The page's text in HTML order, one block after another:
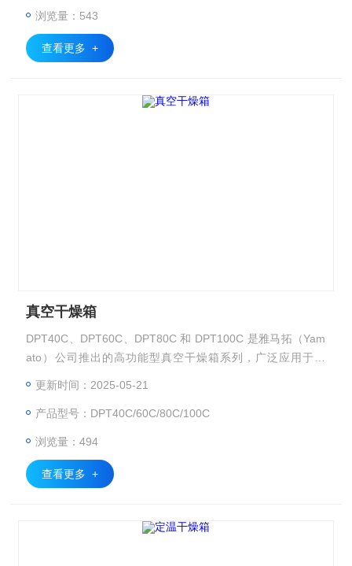
浏览量：543
查看更多 +
真空干燥箱
DPT40C、DPT60C、DPT80C 和 DPT100C 是雅马拓（Yam
ato）公司推出的高功能型真空干燥箱系列，广泛应用于科
更新时间：2025-05-21
产品型号：DPT40C/60C/80C/100C
浏览量：494
查看更多 +